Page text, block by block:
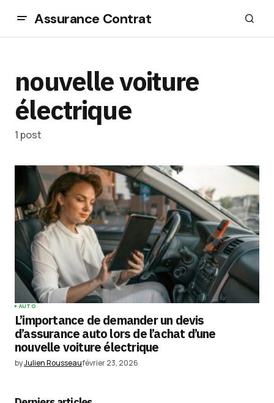
Assurance Contrat
nouvelle voiture
électrique
1 post
AUTO
L’importance de demander un devis
d’assurance auto lors de l’achat d’une
nouvelle voiture électrique
byJulien Rousseaufévrier 23, 2026